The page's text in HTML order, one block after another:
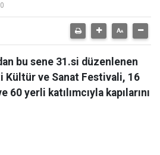
bu sene 31.si düzenlenen
Kültür ve Sanat Festivali, 16
60 yerli katılımcıyla kapılarını